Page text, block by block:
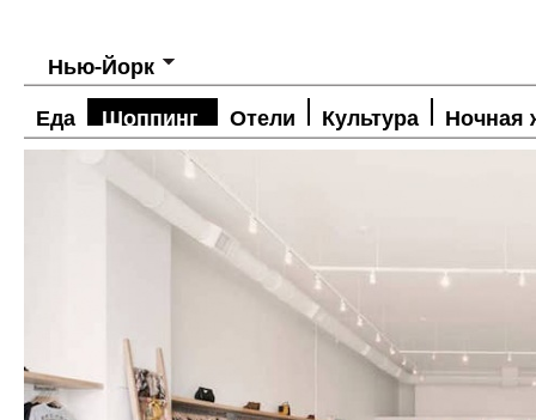
Нью-Йорк
Еда Шоппинг Отели Культура Ночная